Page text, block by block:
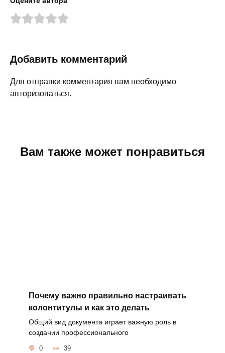
Добавить комментарий
Для отправки комментария вам необходимо
авторизоваться.
Вам также может понравиться
Почему важно правильно настраивать
колонтитулы и как это делать
Общий вид документа играет важную роль в
создании профессионального
0 39